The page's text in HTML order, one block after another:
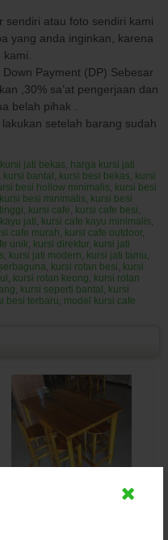
sendiri atau foto sendiri kami
yang anda inginkan, karena
Payment (DP) Sebesar
,30% sa’at pengerjaan dan
belah pihak .
setelah barang sudah
jati bekas, harga kursi jati
kursi bantal, kursi besi bekas, kursi
besi hollow minimalis, kursi besi
kursi besi minimalis, kursi besi
, kursi cafe, kursi cafe besi,
jati, kursi cafe kayu minimalis,
cafe murah, kursi cafe outdoor,
unik, kursi direktur, kursi jati
, kursi jati modern, kursi jati tamu,
, kursi rotan besi, kursi
, kursi rotan keong, kursi rotan
, kursi seperti bantal, kursi
besi terbaru, model kursi cafe